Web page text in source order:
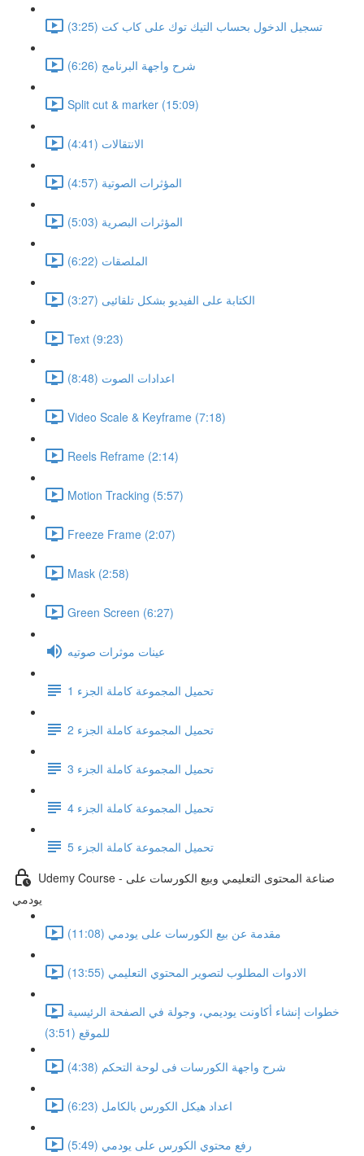
تسجيل الدخول بحساب التيك توك على كاب كت (3:25)
شرح واجهة البرنامج (6:26)
Split cut & marker (15:09)
الانتقالات (4:41)
المؤثرات الصوتية (4:57)
المؤثرات البصرية (5:03)
الملصقات (6:22)
الكتابة على الفيديو بشكل تلقائيى (3:27)
Text (9:23)
اعدادات الصوت (8:48)
Video Scale & Keyframe (7:18)
Reels Reframe (2:14)
Motion Tracking (5:57)
Freeze Frame (2:07)
Mask (2:58)
Green Screen (6:27)
عينات موثرات صوتيه
تحميل المجموعة كاملة الجزء 1
تحميل المجموعة كاملة الجزء 2
تحميل المجموعة كاملة الجزء 3
تحميل المجموعة كاملة الجزء 4
تحميل المجموعة كاملة الجزء 5
Udemy Course - صناعة المحتوى التعليمي وبيع الكورسات على
يودمي
مقدمة عن بيع الكورسات على يودمي (11:08)
الادوات المطلوب لتصوير المحتوي التعليمي (13:55)
خطوات إنشاء أكاونت يوديمي، وجولة في الصفحة الرئيسية
للموقع (3:51)
شرح واجهة الكورسات فى لوحة التحكم (4:38)
اعداد هيكل الكورس بالكامل (6:23)
رفع محتوي الكورس على يودمي (5:49)